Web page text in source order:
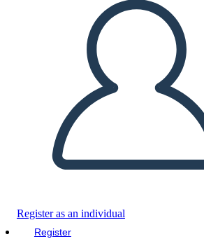
Register as an individual
Register
CREATE A STORYBOARD
PLAY SLIDESHOW
READ TO ME